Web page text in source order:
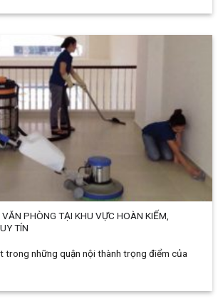
PHÒNG TẠI KHU VỰC HOÀN KIẾM,
TÍN
trong những quận nội thành trọng điểm của